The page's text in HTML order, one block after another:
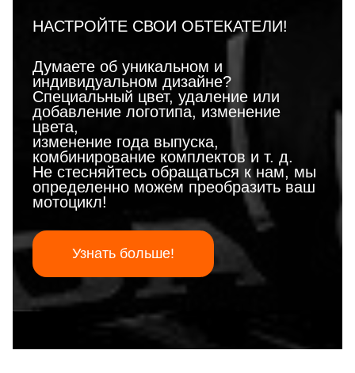
НАСТРОЙТЕ СВОИ ОБТЕКАТЕЛИ!
Думаете об уникальном и
индивидуальном дизайне?
Специальный цвет, удаление или
добавление логотипа, изменение
цвета,
изменение года выпуска,
комбинирование комплектов и т. д.
Не стесняйтесь обращаться к нам, мы
определенно можем преобразить ваш
мотоцикл!
Узнать больше!